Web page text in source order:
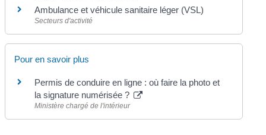
Ambulance et véhicule sanitaire léger (VSL)
Secteurs d'activité
Pour en savoir plus
Permis de conduire en ligne : où faire la photo et
la signature numérisée ?
Ministère chargé de l'intérieur